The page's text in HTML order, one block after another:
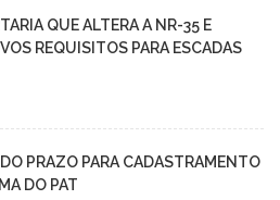
QUE ALTERA A NR-35 E
REQUISITOS PARA ESCADAS
PRAZO PARA CADASTRAMENTO
DO PAT